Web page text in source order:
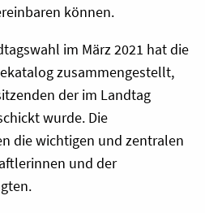
können.
im März 2021 hat die
zusammengestellt,
der im Landtag
wurde. Die
die wichtigen und zentralen
und der